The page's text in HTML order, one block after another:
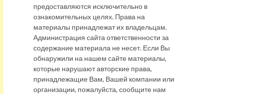
предоставляются исключительно в
ознакомительных целях. Права на
материалы принадлежат их владельцам.
Администрация сайта ответственности за
содержание материала не несет. Если Вы
обнаружили на нашем сайте материалы,
которые нарушают авторские права,
принадлежащие Вам, Вашей компании или
организации, пожалуйста, сообщите нам